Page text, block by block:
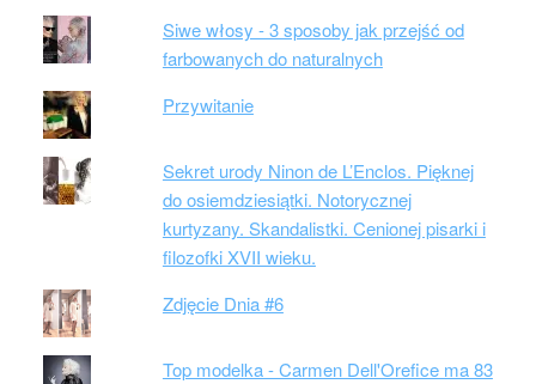
Siwe włosy - 3 sposoby jak przejść od
farbowanych do naturalnych
Przywitanie
Sekret urody Ninon de L’Enclos. Pięknej
do osiemdziesiątki. Notorycznej
kurtyzany. Skandalistki. Cenionej pisarki i
filozofki XVII wieku.
Zdjęcie Dnia #6
Top modelka - Carmen Dell'Orefice ma 83